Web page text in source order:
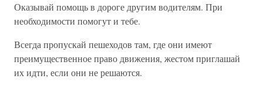
Оказывай помощь в дороге другим водителям. При
необходимости помогут и тебе.
Всегда пропускай пешеходов там, где они имеют
преимущественное право движения, жестом приглашай
их идти, если они не решаются.